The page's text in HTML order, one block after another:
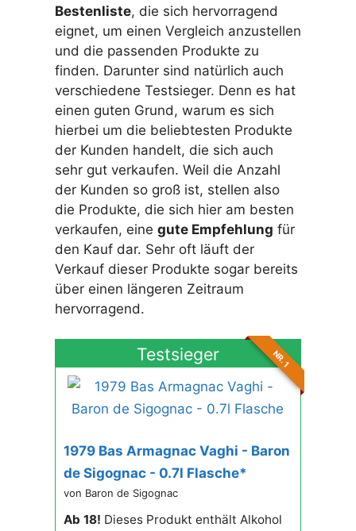
Bestenliste, die sich hervorragend
eignet, um einen Vergleich anzustellen
und die passenden Produkte zu
finden. Darunter sind natürlich auch
verschiedene Testsieger. Denn es hat
einen guten Grund, warum es sich
hierbei um die beliebtesten Produkte
der Kunden handelt, die sich auch
sehr gut verkaufen. Weil die Anzahl
der Kunden so groß ist, stellen also
die Produkte, die sich hier am besten
verkaufen, eine gute Empfehlung für
den Kauf dar. Sehr oft läuft der
Verkauf dieser Produkte sogar bereits
über einen längeren Zeitraum
hervorragend.
Testsieger NR. 1
1979 Bas Armagnac Vaghi - Baron
de Sigognac - 0.7l Flasche*
von Baron de Sigognac
Ab 18! Dieses Produkt enthält Alkohol